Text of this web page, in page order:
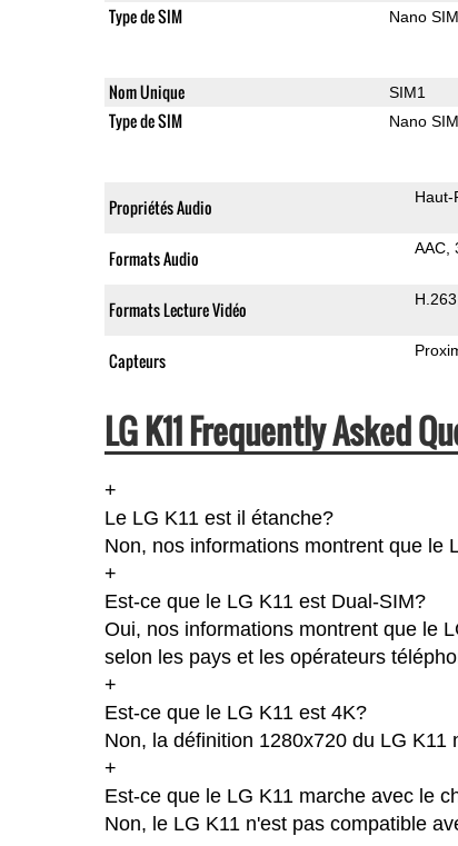
Type de SIM Nano SIM
Nom Unique SIM1
Type de SIM Nano SIM
Propriétés Audio Haut-
Formats Audio AAC
Formats Lecture Vidéo H.263
Capteurs
LG K11 Frequently Asked
+
Le LG K11 est il étanche?
Non, nos informations montrent que le
+
Est-ce que le LG K11 est Dual-SIM?
Oui, nos informations montrent que le
selon les pays et les opérateurs
+
Est-ce que le LG K11 est 4K?
Non, la définition 1280x720 du LG K11
+
Est-ce que le LG K11 marche avec le
Non, le LG K11 n'est pas compatible